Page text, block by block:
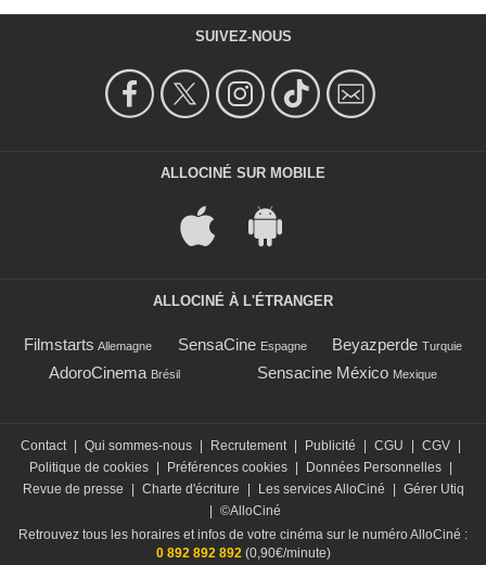
SUIVEZ-NOUS
ALLOCINÉ SUR MOBILE
ALLOCINÉ À L'ÉTRANGER
Filmstarts Allemagne SensaCine Espagne Beyazperde Turquie
AdoroCinema Brésil Sensacine México Mexique
Contact Qui sommes-nous Recrutement Publicité CGU CGV
Politique de cookies
Préférences cookies Données Personnelles
Revue de presse
Charte d'écriture Les services AlloCiné
Gérer Utiq
©AlloCiné
Retrouvez tous les horaires et infos de votre cinéma sur le numéro AlloCiné :
0 892 892 892(0,90€/minute)